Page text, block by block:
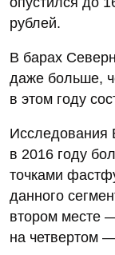
рублей.
В барах
даже больше,
в этом году
Исследования
в 2016 году
точками
данного
втором месте
на четвертом